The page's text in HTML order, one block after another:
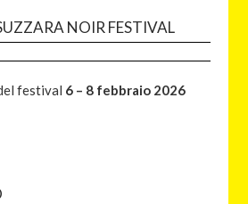
NOIR FESTIVAL
festival 6 – 8 febbraio 2026